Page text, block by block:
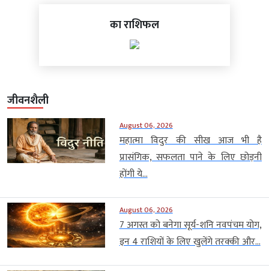
का राशिफल
जीवनशैली
August 06, 2026
महात्मा विदुर की सीख आज भी है
प्रासंगिक, सफलता पाने के लिए छोड़नी
होंगी ये...
August 06, 2026
7 अगस्त को बनेगा सूर्य-शनि नवपंचम योग,
इन 4 राशियों के लिए खुलेंगे तरक्की और...